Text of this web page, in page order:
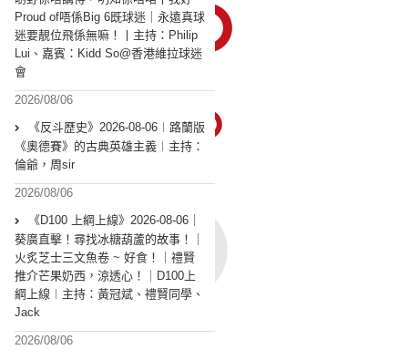
Proud of唔係Big 6既球迷｜永遠真球
迷要靚位飛係無嘛！丨主持：Philip
Lui、嘉賓：Kidd So@香港維拉球迷
會
2026/08/06
《反斗歷史》2026-08-06︱路蘭版
《奧德賽》的古典英雄主義︱主持：
倫爺，周sir
2026/08/06
《D100 上綱上線》2026-08-06｜
葵廣直擊！尋找冰糖葫蘆的故事！｜
火炙芝士三文魚卷 ~ 好食！｜禮賢
推介芒果奶西，涼透心！｜D100上
綱上線︱主持：黃冠斌、禮賢同學、
Jack
2026/08/06